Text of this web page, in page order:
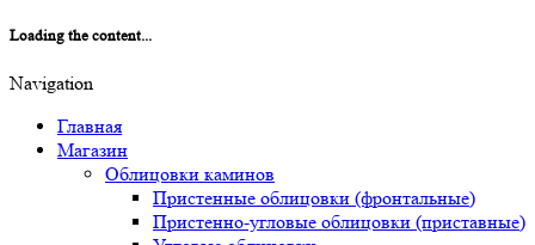
Loading the content...
Navigation
Главная
Магазин
Облицовки каминов
Пристенные облицовки (фронтальные)
Пристенно-угловые облицовки (приставные)